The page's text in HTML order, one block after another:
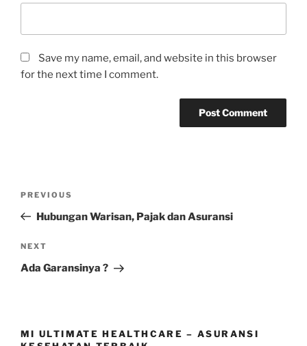
Save my name, email, and website in this browser
for the next time I comment.
Previous
Post
PREVIOUS
Hubungan Warisan, Pajak dan Asuransi
Next
Post
NEXT
Ada Garansinya ?
MI ULTIMATE HEALTHCARE – ASURANSI